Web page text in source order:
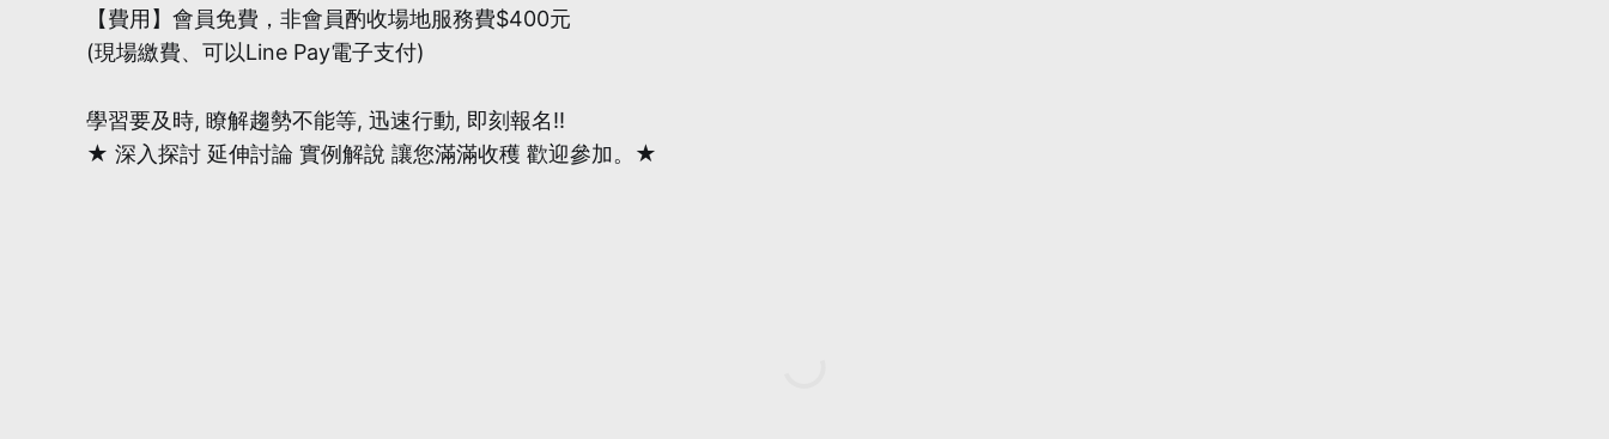
【費用】會員免費，非會員酌收場地服務費$400元
(現場繳費、可以Line Pay電子支付)
學習要及時, 瞭解趨勢不能等, 迅速行動, 即刻報名!!
★ 深入探討 延伸討論 實例解說 讓您滿滿收穫 歡迎參加。★